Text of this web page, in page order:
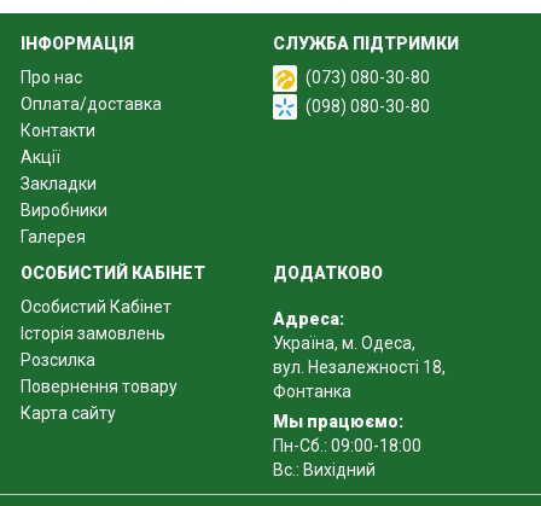
ІНФОРМАЦІЯ
Про нас
Оплата/доставка
Контакти
Акції
Закладки
Виробники
Галерея
СЛУЖБА ПІДТРИМКИ
(073) 080-30-80
(098) 080-30-80
ОСОБИСТИЙ КАБІНЕТ
Особистий Кабінет
Історія замовлень
Розсилка
Повернення товару
Карта сайту
ДОДАТКОВО
Адреса:
Україна, м. Одеса,
вул. Незалежності 18,
Фонтанка
Мы працюємо:
Пн-Сб.: 09:00-18:00
Вс.: Вихідний